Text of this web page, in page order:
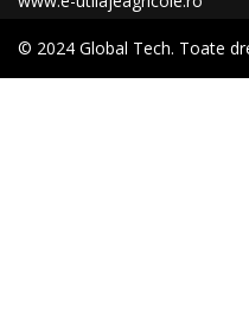
© 2024 Global Tech. Toate